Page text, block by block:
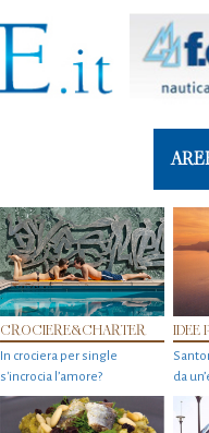
CROCIERE&CHARTER
In crociera per single
s'incrocia l’amore?
IDEE
da